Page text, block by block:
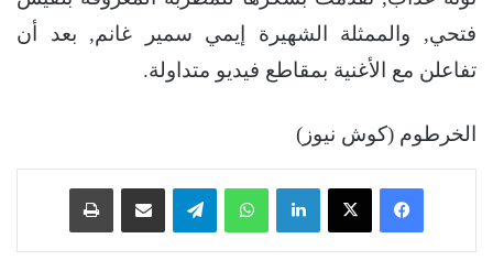
فتحي, والممثلة الشهيرة إيمي سمير غانم, بعد أن
تفاعلن مع الأغنية بمقاطع فيديو متداولة.
الخرطوم (كوش نيوز)
فيسبوك ‫X لينكدإن واتساب تيلقرام